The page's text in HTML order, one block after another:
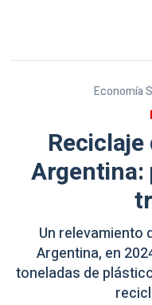
Economía
Argentina:
Un relevamiento
Argentina, en
toneladas de